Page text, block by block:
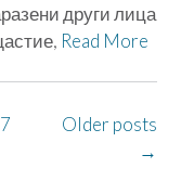
други лица
Read More
Older posts
→